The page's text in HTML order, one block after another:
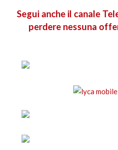
Segui anche il canale
perdere nessuna